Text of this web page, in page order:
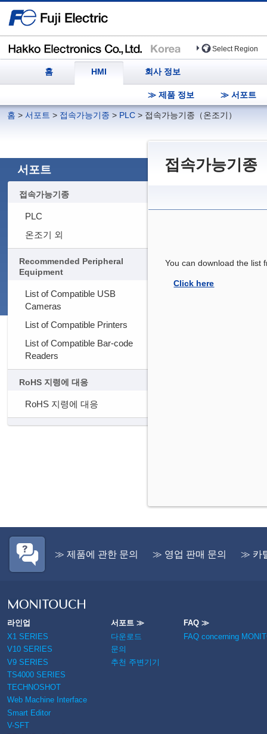
Select Region
홈 HMI 회사 정보
≫ 제품 정보 ≫ 서포트
홈 >서포트 > 접속가능기종 > PLC > 접속가능기종（온조기）
접속가능기종
You can download the list
Click here
서포트
접속가능기종
PLC
온조기 외
Recommended Peripheral
Equipment
List of Compatible USB
Cameras
List of Compatible Printers
List of Compatible Bar-code
Readers
RoHS 지령에 대응
RoHS 지령에 대응
≫ 제품에 관한 문의 ≫ 영업 판매 문의 ≫ 카
라인업
X1 SERIES
V10 SERIES
V9 SERIES
TS4000 SERIES
TECHNOSHOT
Web Machine Interface
Smart Editor
V-SFT
서포트 ≫
다운로드
문의
추천 주변기기
FAQ ≫
FAQ concerning